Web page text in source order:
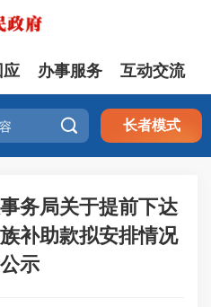
应 办事服务 互动交流
 长者模式
务局关于提前下达
补助款拟安排情况
示